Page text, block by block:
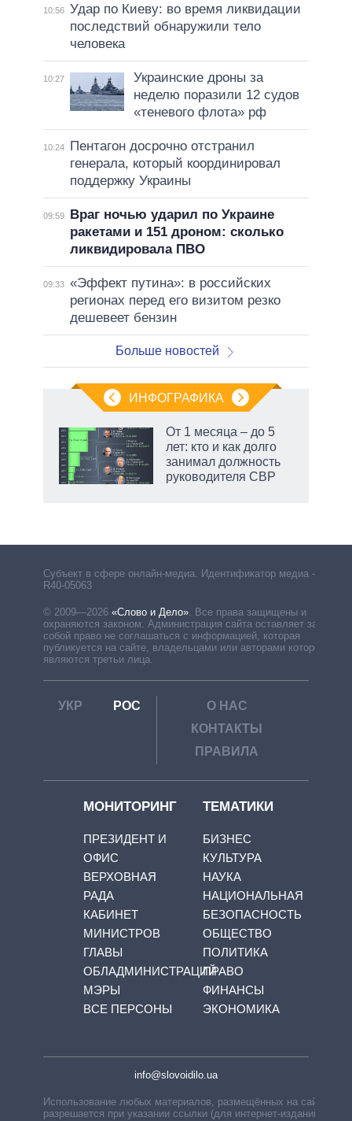
10:56 Удар по Киеву: во время ликвидации
последствий обнаружили тело
человека
10:27
Украинские дроны за
неделю поразили 12 судов
«теневого флота» рф
10:24
Пентагон досрочно отстранил
генерала, который координировал
поддержку Украины
09:59
Враг ночью ударил по Украине
ракетами и 151 дроном: сколько
ликвидировала ПВО
09:33 «Эффект путина»: в российских
регионах перед его визитом резко
дешевеет бензин
Больше новостей
ИНФОГРАФИКА
От 1 месяца – до 5
лет: кто и как долго
занимал должность
руководителя СВР
Субъект в сфере онлайн-медиа. Идентификатор медиа –
R40-05063
© 2009—2026 «Слово и Дело»
Все права защищены и
охраняются законом. Администрация сайта оставляет за
собой право не соглашаться с информацией, которая
публикуется на сайте, владельцами или авторами которой
являются третьи лица.
УКР РОС
О НАС
КОНТАКТЫ
ПРАВИЛА
МОНИТОРИНГ
ПРЕЗИДЕНТ И
ОФИС
ВЕРХОВНАЯ
РАДА
КАБИНЕТ
МИНИСТРОВ
ГЛАВЫ
ОБЛАДМИНИСТРАЦИЙ
МЭРЫ
ВСЕ ПЕРСОНЫ
ТЕМАТИКИ
БИЗНЕС
КУЛЬТУРА
НАУКА
НАЦИОНАЛЬНАЯ
БЕЗОПАСНОСТЬ
ОБЩЕСТВО
ПОЛИТИКА
ПРАВО
ФИНАНСЫ
ЭКОНОМИКА
info@slovoidilo.ua
Использование любых материалов, размещённых на сайте,
разрешается при указании ссылки (для интернет-изданий —